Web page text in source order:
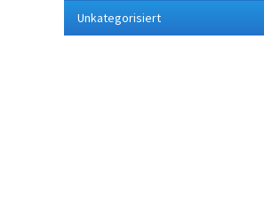
Unkategorisiert